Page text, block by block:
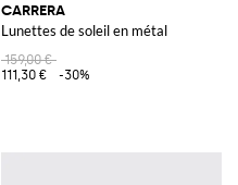
CARRERA
Lunettes de soleil en métal
159,00 €
111,30 €
-30%